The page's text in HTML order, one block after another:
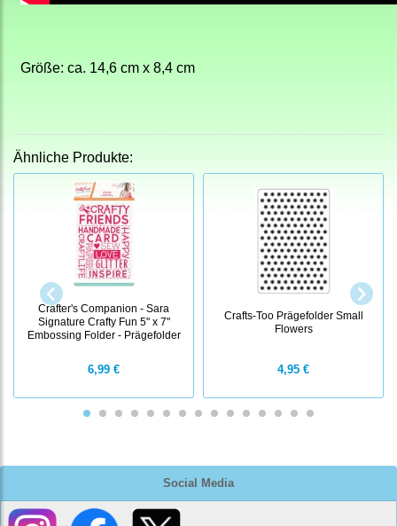
Social Media
Größe: ca. 14,6 cm x 8,4 cm
Ähnliche Produkte:
Crafter's Companion - Sara
Signature Crafty Fun 5" x 7"
Embossing Folder - Prägefolder
6,99 €
Crafts-Too Prägefolder Small
Flowers
4,95 €